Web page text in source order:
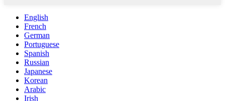
English
French
German
Portuguese
Spanish
Russian
Japanese
Korean
Arabic
Irish